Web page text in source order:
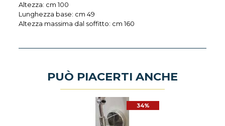
Altezza: cm 100
Lunghezza base: cm 49
Altezza massima dal soffitto: cm 160
PUÒ PIACERTI ANCHE
34%